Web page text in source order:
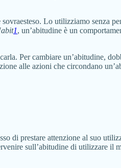
Lo utilizziamo senza
1, un’abitudine è un
Per cambiare un’abitudine,
alle azioni che circondano
di prestare attenzione al suo
sull’abitudine di utilizzare